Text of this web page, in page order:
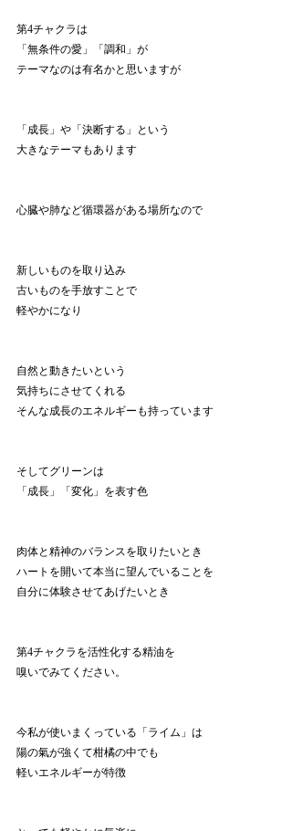
第4チャクラは
「無条件の愛」「調和」が
テーマなのは有名かと思いますが
「成長」や「決断する」という
大きなテーマもあります
心臓や肺など循環器がある場所なので
新しいものを取り込み
古いものを手放すことで
軽やかになり
自然と動きたいという
気持ちにさせてくれる
そんな成長のエネルギーも持っています
そしてグリーンは
「成長」「変化」を表す色
肉体と精神のバランスを取りたいとき
ハートを開いて本当に望んでいることを
自分に体験させてあげたいとき
第4チャクラを活性化する精油を
嗅いでみてください。
今私が使いまくっている「ライム」は
陽の氣が強くて柑橘の中でも
軽いエネルギーが特徴